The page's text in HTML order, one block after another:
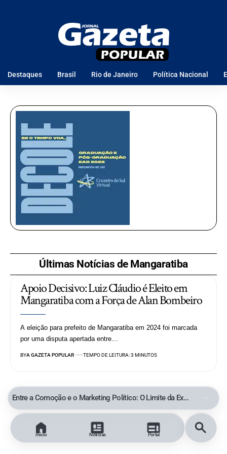
Entre a Comoção e o Marketing Político: O Limite da Exploração de uma Tragédia
Início Notícias Portal
Destaques Brasil Rio de Janeiro Política Nacional
Últimas Notícias de Mangaratiba
Apoio Decisivo: Luiz Cláudio é Eleito em
Mangaratiba com a Força de Alan Bombeiro
A eleição para prefeito de Mangaratiba em 2024 foi marcada
por uma disputa apertada entre…
BYA GAZETA POPULAR TEMPO DE LEITURA: 3 MINUTOS